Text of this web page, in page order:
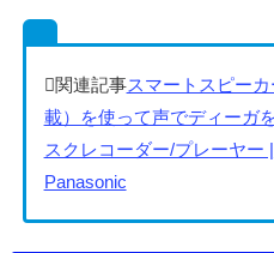
スマートスピー
載）を使って声でディーガ
スクレコーダー/プレーヤー
Panasonic